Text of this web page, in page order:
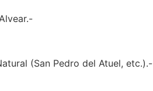
(San Pedro del Atuel, etc.).-